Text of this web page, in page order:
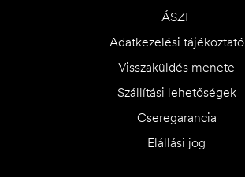
ÁSZF
Adatkezelési tájékoztató
Visszaküldés menete
Szállítási lehetőségek
Cseregarancia
Elállási jog